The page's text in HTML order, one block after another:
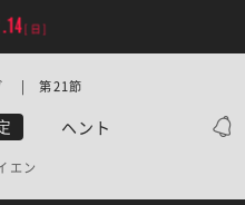
[日]
ヘント
| 第21節
エン